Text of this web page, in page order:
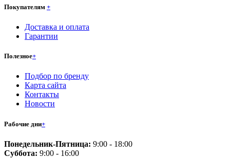
Покупателям +
Доставка и оплата
Гарантии
Полезное+
Подбор по бренду
Карта сайта
Контакты
Новости
Рабочие дни+
Понедельник-Пятница: 9:00 - 18:00
Суббота: 9:00 - 16:00